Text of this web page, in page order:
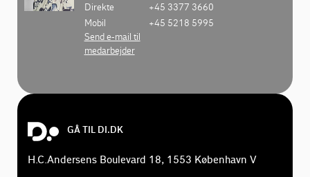
Direkte
+45 3377 3660
Mobil
+45 5218 5995
Send e-mail til
medarbejder
GÅ TIL DI.DK
H.C.Andersens Boulevard 18, 1553 København V